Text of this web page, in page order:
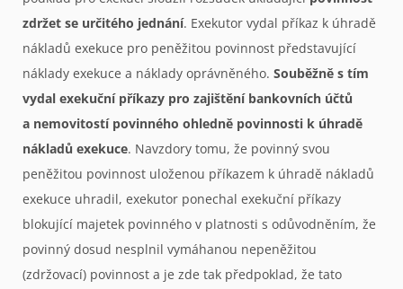
zdržet se určitého jednání. Exekutor vydal příkaz k úhradě
nákladů exekuce pro peněžitou povinnost představující
náklady exekuce a náklady oprávněného. Souběžně s tím
vydal exekuční příkazy pro zajištění bankovních účtů
a nemovitostí povinného ohledně povinnosti k úhradě
nákladů exekuce. Navzdory tomu, že povinný svou
peněžitou povinnost uloženou příkazem k úhradě nákladů
exekuce uhradil, exekutor ponechal exekuční příkazy
blokující majetek povinného v platnosti s odůvodněním, že
povinný dosud nesplnil vymáhanou nepeněžitou
(zdržovací) povinnost a je zde tak předpoklad, že tato